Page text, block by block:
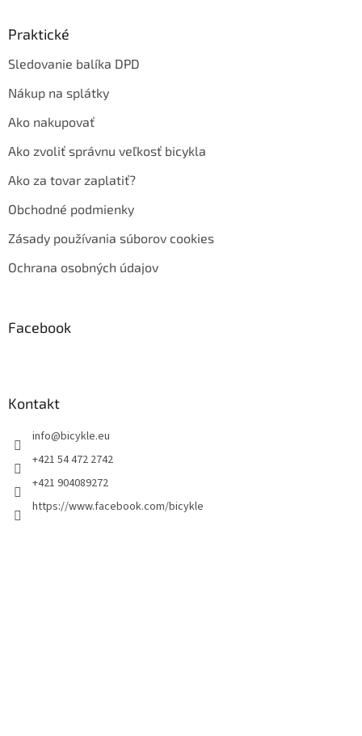
Praktické
Sledovanie balíka DPD
Nákup na splátky
Ako nakupovať
Ako zvoliť správnu veľkosť bicykla
Ako za tovar zaplatiť?
Obchodné podmienky
Zásady používania súborov cookies
Ochrana osobných údajov
Facebook
Kontakt
info@bicykle.eu
+421 54 472 2742
+421 904089272
https://www.facebook.com/bicykle